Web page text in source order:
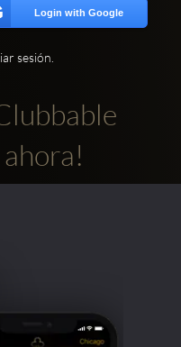
Login with Google
sesión.